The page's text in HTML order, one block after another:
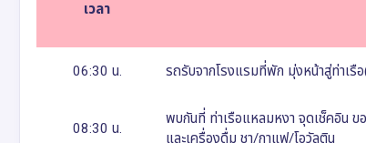
เวลา
06:30 น. รถรับจากโรงแรมที่พัก มุ่งหน้าสู่ท่าเรื
08:30 น.
พบกันที่ ท่าเรือแหลมหงา จุดเช็คอิน ข
และเครื่องดื่ม ชา/กาแฟ/โอวัลติน